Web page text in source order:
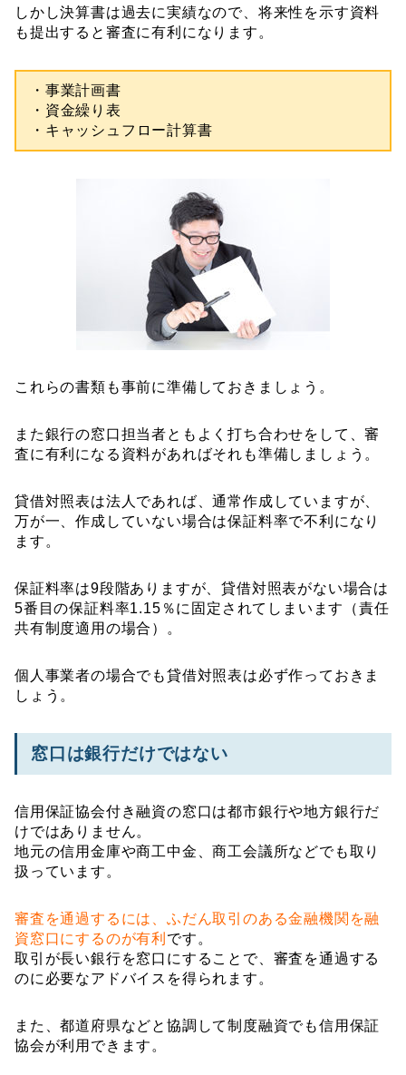
しかし決算書は過去に実績なので、将来性を示す資料
も提出すると審査に有利になります。
・事業計画書
・資金繰り表
・キャッシュフロー計算書
これらの書類も事前に準備しておきましょう。
また銀行の窓口担当者ともよく打ち合わせをして、審
査に有利になる資料があればそれも準備しましょう。
貸借対照表は法人であれば、通常作成していますが、
万が一、作成していない場合は保証料率で不利になり
ます。
保証料率は9段階ありますが、貸借対照表がない場合は
5番目の保証料率1.15％に固定されてしまいます（責任
共有制度適用の場合）。
個人事業者の場合でも貸借対照表は必ず作っておきま
しょう。
窓口は銀行だけではない
信用保証協会付き融資の窓口は都市銀行や地方銀行だ
けではありません。
地元の信用金庫や商工中金、商工会議所などでも取り
扱っています。
審査を通過するには、ふだん取引のある金融機関を融
資窓口にするのが有利 です。
取引が長い銀行を窓口にすることで、審査を通過する
のに必要なアドバイスを得られます。
また、都道府県などと協調して制度融資でも信用保証
協会が利用できます。